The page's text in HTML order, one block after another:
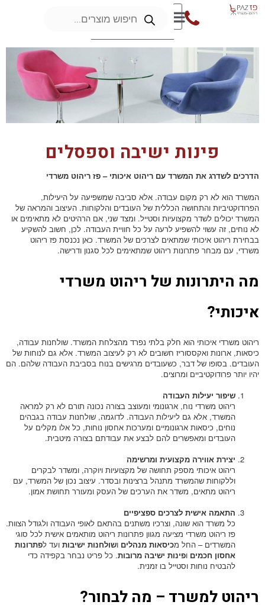
פינות ישיבה וספסלים
הדרכים לשדרג את המשרד עם ריהוט איכותי – פז ריהוט משרדי
המשרד הוא לא רק מקום עבודה. אלא סביבה שמשפיעה על היעילות,
הפרודוקטיביות והתחושה הכללית של העובדים והלקוחות. העיצוב והמראה של
המשרד יכולים לשדר מקצועיות וסטייל. ומצד שני, אם הרהיטים לא מתאימים או
לא נוחים, זה עשוי להשפיע לרעה על כל חוויית העבודה. לכן, חשוב להשקיע
בבחירת ריהוט איכותי שמתאים לצרכים של המשרד. כאן נכנסת פז ריהוט
משרדי, עם מבחר פתרונות ריהוט שמתאימים לכל סגנון ודרישה.
מה היתרונות של ריהוט משרדי
איכותי?
ריהוט משרדי איכותי הוא חלק בלתי נפרד מהצלחת המשרד. שולחנות עבודה,
כיסאות, ארונות ואקססוריז חשובים לא רק לעיצוב המשרד. אלא גם לנוחות של
העובדים. בסופו של דבר, כשעובדים מרגישים בנוח בסביבת העבודה שלהם. הם
יהיו יותר פרודוקטיביים ומרוצים.
שיפור יעילות העבודה
ריהוט משרדי נוח, ארגונומי ומעוצב בצורה נכונה תורם לא רק למראה
המשרד, אלא גם ליעילות העבודה. לדוגמה, שולחנות עבודה בגבהים
נוחים, כיסאות ארגונומיים ומערכות אחסון נוחות, כל אלו מקלים על
העובדים ומאפשרים להם לבצע את עבודתם בצורה מיטבית.
יצירת אווירה מקצועית ומרשימה
ריהוט איכותי מספק תחושה של מקצועיות ויוקרה, ומשדר לבקרים
וללקוחות שהמשרד מתנהל ברצינות ובסדר. עיצוב נכון של המשרד, עם
ריהוט מתאים, משדר את הערכים של העסק ומעורר תחושת אמון.
התאמה אישית לצרכים ספציפיים
כל משרד הוא שונה, וצרכיו משתנים בהתאם לאופי העבודה ולגודל הצוות.
פז ריהוט משרדי מציעה מגוון פתרונות ריהוט מותאמים אישית לכל סוגי
המשרדים – החל מכיסאות מנהלים ושולחנות ישיבות ועד לפתרונות
אחסון חכמים ופינות ישיבה מרובות. כל פריט נבחר בקפידה כדי
להבטיח נוחות וסטייל בו זמנית.
ריהוט למשרד – מה לבחור?